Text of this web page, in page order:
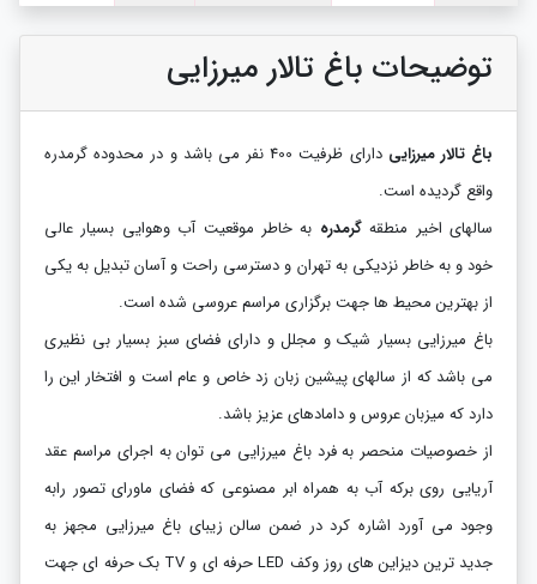
توضیحات باغ تالار میرزایی
باغ تالار میرزایی
دارای ظرفیت 400 نفر می باشد و در محدوده گرمدره
واقع گردیده است.
سالهای اخیر منطقهگرمدره به خاطر موقعیت آب وهوایی بسیار عالی
خود و به خاطر نزدیکی به تهران و دسترسی راحت و آسان تبدیل به یکی
از بهترین محیط ها جهت برگزاری مراسم عروسی شده است.
باغ میرزایی بسیار شیک و مجلل و دارای فضای سبز بسیار بی نظیری
می باشد که از سالهای پیشین زبان زد خاص و عام است و افتخار این را
دارد که میزبان عروس و دامادهای عزیز باشد.
از خصوصیات منحصر به فرد باغ میرزایی می توان به اجرای مراسم عقد
آریایی روی برکه آب به همراه ابر مصنوعی که فضای ماورای تصور رابه
وجود می آورد اشاره کرد در ضمن سالن زیبای باغ میرزایی مجهز به
جدید ترین دیزاین های روز وکف LED حرفه ای و TV بک حرفه ای جهت